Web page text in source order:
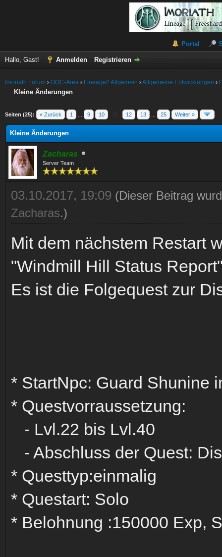
Portal
Hallo, Gast! Anmelden Registrieren
Imoriath Forum › OOC-Area › Lineage2 Allgemein ›Allgemeine Entwicklungen ›
Kleine Änderungen
Seiten (25): « Zurück 1 9 10 12 13 25 Weiter »
Kleine Änderungen
Zacharas
Server Team
03.10.2017, 19:09 (Dieser Beitrag
Zacharas.)
Mit dem nächstem Restart
"Windmill Hill Status
Es ist die Folgequest zur
* StartNpc: Guard Shunine
* Questvorraussetzung:
- Lvl.22 bis Lvl.40
- Abschluss der Quest:
* Questtyp:einmalig
* Questart: Solo
* Belohnung :150000 Exp,